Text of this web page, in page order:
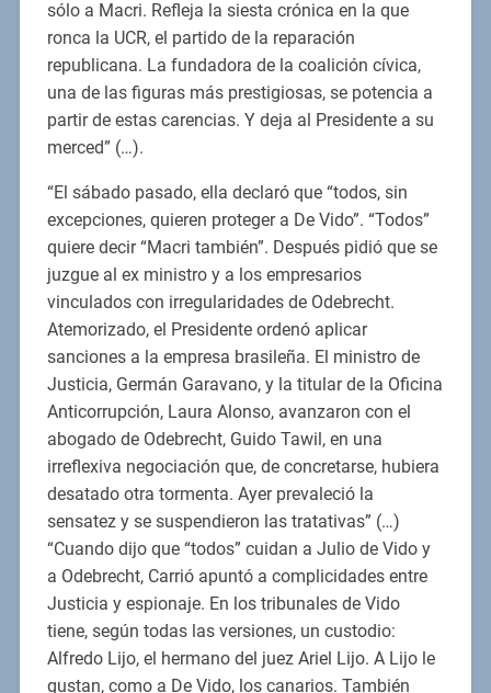
sólo a Macri. Refleja la siesta crónica en la que
ronca la UCR, el partido de la reparación
republicana. La fundadora de la coalición cívica,
una de las figuras más prestigiosas, se potencia a
partir de estas carencias. Y deja al Presidente a su
merced” (…).
“El sábado pasado, ella declaró que “todos, sin
excepciones, quieren proteger a De Vido”. “Todos”
quiere decir “Macri también”. Después pidió que se
juzgue al ex ministro y a los empresarios
vinculados con irregularidades de Odebrecht.
Atemorizado, el Presidente ordenó aplicar
sanciones a la empresa brasileña. El ministro de
Justicia, Germán Garavano, y la titular de la Oficina
Anticorrupción, Laura Alonso, avanzaron con el
abogado de Odebrecht, Guido Tawil, en una
irreflexiva negociación que, de concretarse, hubiera
desatado otra tormenta. Ayer prevaleció la
sensatez y se suspendieron las tratativas” (…)
“Cuando dijo que “todos” cuidan a Julio de Vido y
a Odebrecht, Carrió apuntó a complicidades entre
Justicia y espionaje. En los tribunales de Vido
tiene, según todas las versiones, un custodio:
Alfredo Lijo, el hermano del juez Ariel Lijo. A Lijo le
gustan, como a De Vido, los canarios. También